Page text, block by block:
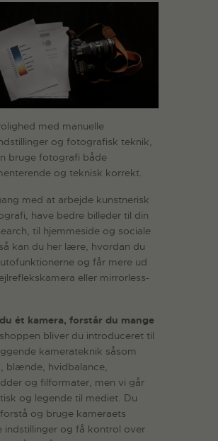
med manuelle
og fotografisk teknik,
bruge fotografi både
og teknisk korrekt.
med at arbejde kunstnerisk
have bedre billeder til din
til hjemmeside og sociale
kan du her lære, hvordan du
og får mere ud
eller mirrorless-
ét kamera, forstår du mange
bliver du introduceret til
kamerateknik såsom
blænde, hvidbalance,
og filformater, men vi går
og legende til mediet. Du
og bruge kameraets
indstillinger og få kontrol over